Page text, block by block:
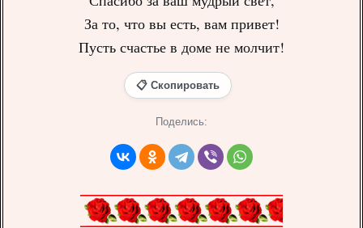
За то, что вы есть, вам привет!
Пусть счастье в доме не молчит!
📋 Скопировать
Поделись: